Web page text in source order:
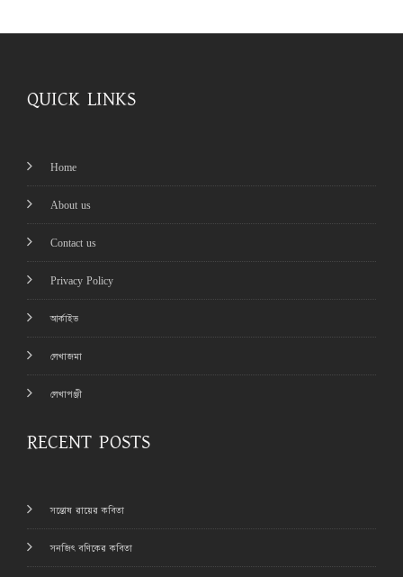
QUICK LINKS
Home
About us
Contact us
Privacy Policy
আর্কাইভ
লেখাজমা
লেখাপঞ্জী
RECENT POSTS
সন্তোষ রায়ের কবিতা
সনজিৎ বণিকের কবিতা